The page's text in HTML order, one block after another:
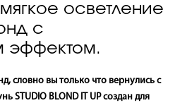
осветление
с
эффектом.
словно вы только что вернулись с
STUDIO BLOND IT UP создан для